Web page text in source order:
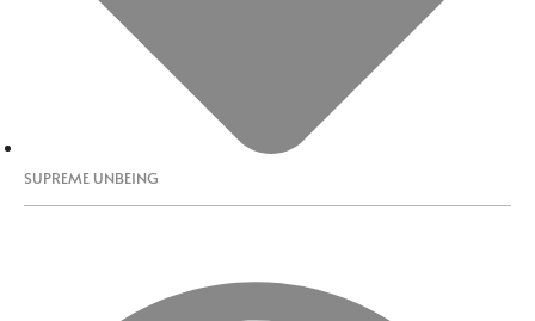
SUPREME UNBEING